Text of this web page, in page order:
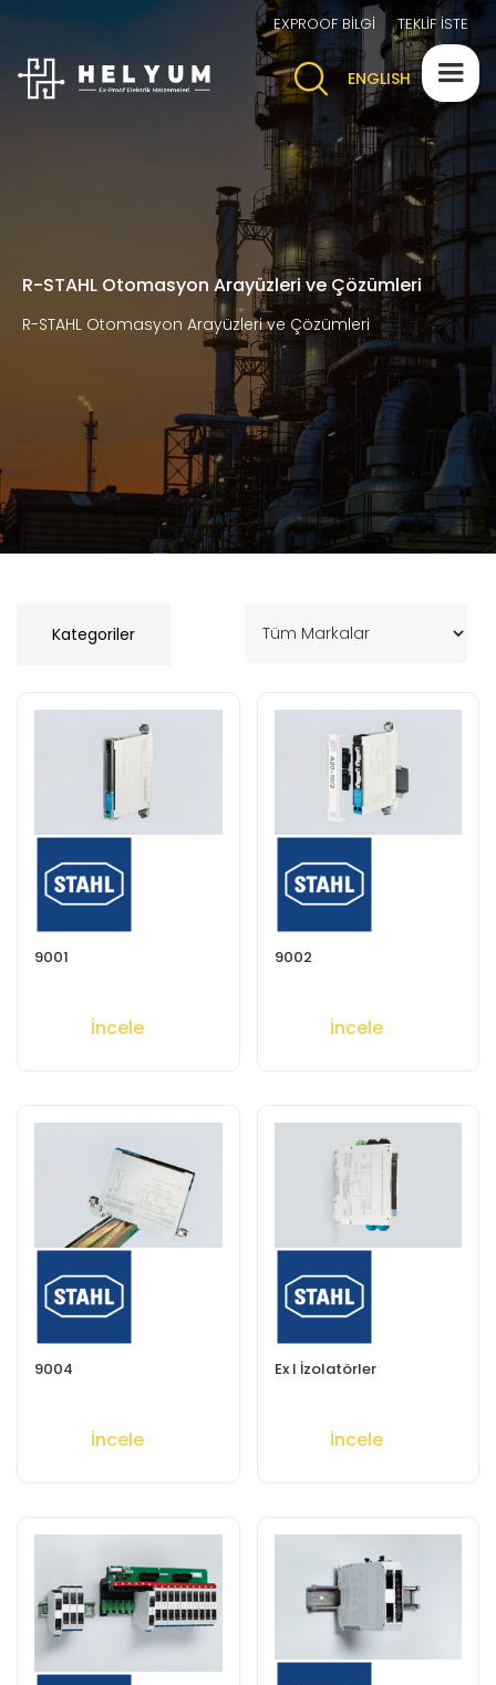
TEKLİF İSTE
EXPROOF BİLGİ
ENGLISH
R-STAHL Otomasyon Arayüzleri ve Çözümleri
R-STAHL Otomasyon Arayüzleri ve Çözümleri
Kategoriler
9001
İncele
9002
İncele
9004
İncele
Ex I İzolatörler
İncele